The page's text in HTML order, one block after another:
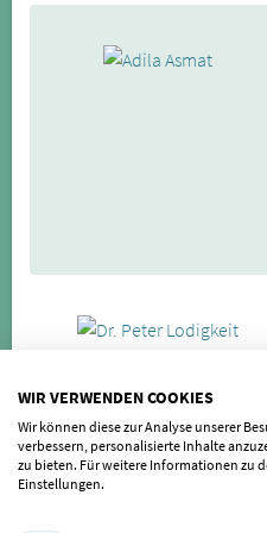
WIR VERWENDEN COOKIES
Wir können diese zur Analyse unserer
verbessern, personalisierte Inhalte
zu bieten. Für weitere Informationen zu
Einstellungen.